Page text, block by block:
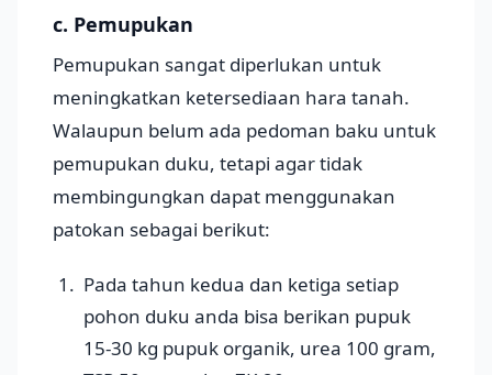
c. Pemupukan
Pemupukan sangat diperlukan untuk
meningkatkan ketersediaan hara tanah.
Walaupun belum ada pedoman baku untuk
pemupukan duku, tetapi agar tidak
membingungkan dapat menggunakan
patokan sebagai berikut:
Pada tahun kedua dan ketiga setiap
pohon duku anda bisa berikan pupuk
15-30 kg pupuk organik, urea 100 gram,